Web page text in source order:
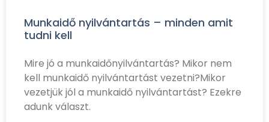
Munkaidő nyilvántartás – minden amit
tudni kell
Mire jó a munkaidőnyilvántartás? Mikor nem
kell munkaidő nyilvántartást vezetni?Mikor
vezetjük jól a munkaidő nyilvántartást? Ezekre
adunk választ.